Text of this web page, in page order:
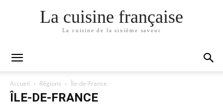
La cuisine française
La cuisine de la sixième saveur
Accueil Régions Île-de-France
ÎLE-DE-FRANCE